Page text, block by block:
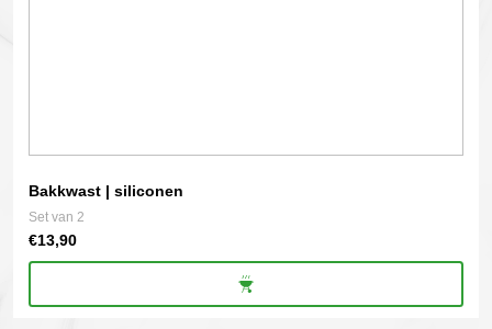
Bakkwast | siliconen
Set van 2
€13,90